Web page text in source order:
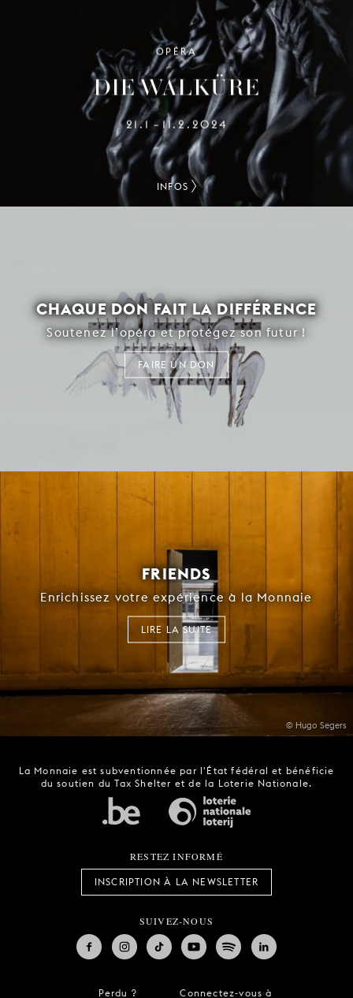
OPÉRA
DIE WALKÜRE
21.1 – 11.2.2024
INFOS
CHAQUE DON FAIT LA DIFFÉRENCE
Soutenez l’opéra et protégez son futur !
FAIRE UN DON
© Hugo Segers
FRIENDS
Enrichissez votre expérience à la Monnaie
LIRE LA SUITE
La Monnaie est subventionnée par l'État fédéral et bénéficie
du soutien du Tax Shelter et de la Loterie Nationale.
RESTEZ INFORMÉ
INSCRIPTION À LA NEWSLETTER
SUIVEZ-NOUS
Perdu ? Connectez-vous à